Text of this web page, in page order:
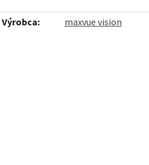
Výrobca: maxvue vision